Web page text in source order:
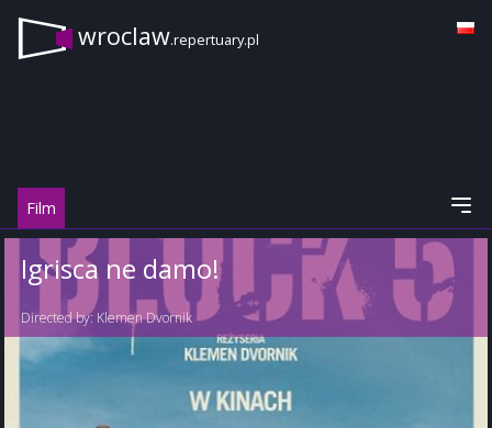
wroclaw.repertuary.pl
Film
Igrisca ne damo!
Directed by: Klemen Dvornik